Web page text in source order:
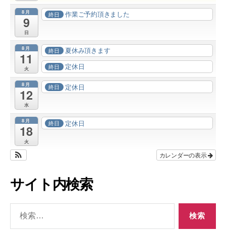
8月
9
日
終日 作業ご予約頂きました
8月
11
火
終日 夏休み頂きます
終日 定休日
8月
12
水
終日 定休日
8月
18
火
終日 定休日
カレンダーの表示
サイト内検索